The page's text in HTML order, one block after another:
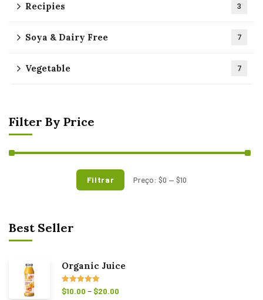
Recipies 3
Soya & Dairy Free 7
Vegetable 7
Filter By Price
Filtrar Preço:$0 —$10
Best Seller
Organic Juice
Avaliação
5.00de 5
$10.00 – $20.00